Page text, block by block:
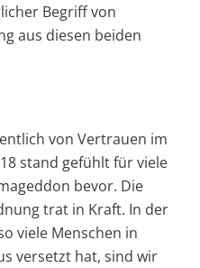
Begriff von
aus diesen beiden
von Vertrauen im
stand gefühlt für viele
bevor. Die
trat in Kraft. In der
viele Menschen in
versetzt hat, sind wir